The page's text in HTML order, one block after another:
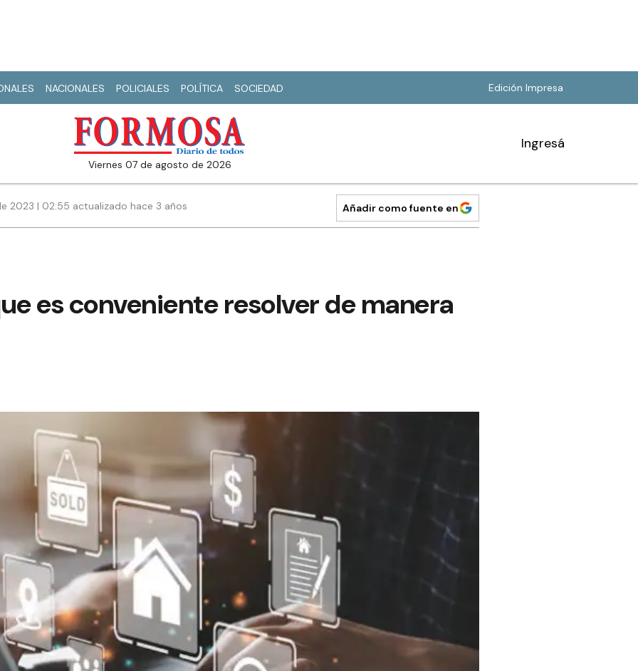
NACIONALES POLICIALES POLÍTICA SOCIEDAD Edición Impresa
viernes 07 de agosto de 2026
Ingresá
2023 | 02:55 actualizado hace 3 años Añadir como fuente en
es conveniente resolver de manera